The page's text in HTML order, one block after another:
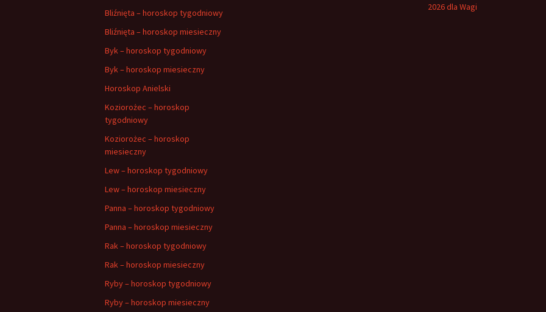
2026 dla Wagi
Bliźnięta – horoskop tygodniowy
Bliźnięta – horoskop miesieczny
Byk – horoskop tygodniowy
Byk – horoskop miesieczny
Horoskop Anielski
Koziorożec – horoskop
tygodniowy
Koziorożec – horoskop
miesieczny
Lew – horoskop tygodniowy
Lew – horoskop miesieczny
Panna – horoskop tygodniowy
Panna – horoskop miesieczny
Rak – horoskop tygodniowy
Rak – horoskop miesieczny
Ryby – horoskop tygodniowy
Ryby – horoskop miesieczny